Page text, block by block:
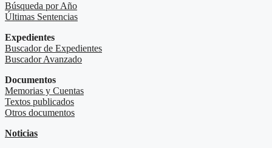
Búsqueda por Año
Últimas Sentencias
Expedientes
Buscador de Expedientes
Buscador Avanzado
Documentos
Memorias y Cuentas
Textos publicados
Otros documentos
Noticias